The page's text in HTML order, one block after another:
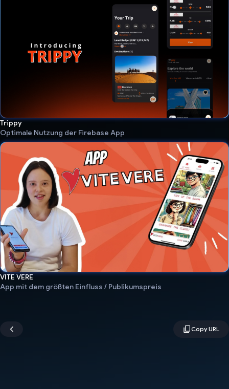
Trippy
Optimale Nutzung der Firebase App
VITE VERE
App mit dem größten Einfluss / Publikumspreis